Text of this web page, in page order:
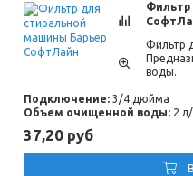
Фильтр
Фильтр
воды.
Подключение: 3/4 дюйма
Объем очищенной воды: 2
37,20 руб